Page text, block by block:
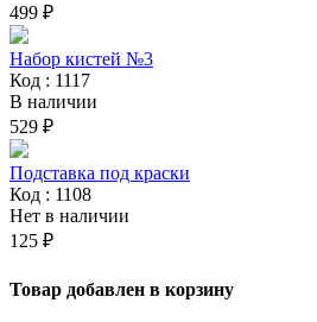
499 ₽
Набор кистей №3
Код : 1117
В наличии
529 ₽
Подставка под краски
Код : 1108
Нет в наличии
125 ₽
Товар добавлен в корзину